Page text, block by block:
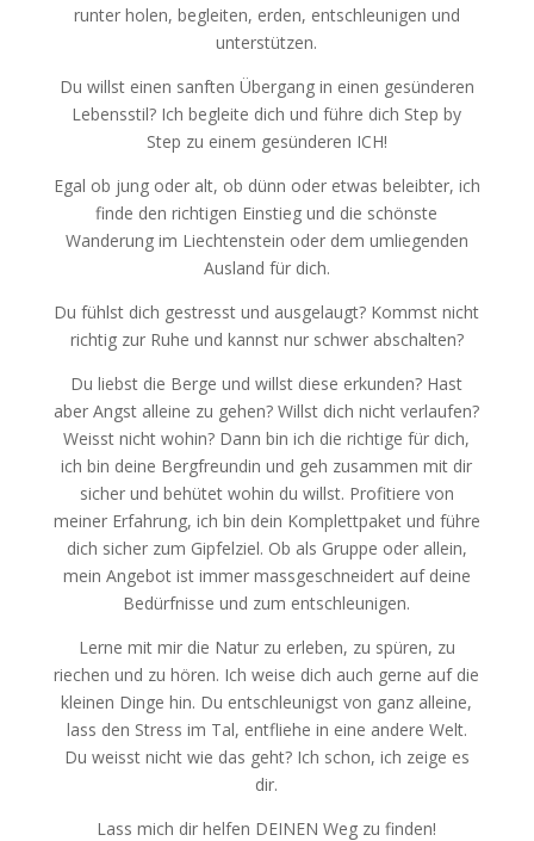
runter holen, begleiten, erden, entschleunigen und
unterstützen.
Du willst einen sanften Übergang in einen gesünderen
Lebensstil? Ich begleite dich und führe dich Step by
Step zu einem gesünderen ICH!
Egal ob jung oder alt, ob dünn oder etwas beleibter, ich
finde den richtigen Einstieg und die schönste
Wanderung im Liechtenstein oder dem umliegenden
Ausland für dich.
Du fühlst dich gestresst und ausgelaugt? Kommst nicht
richtig zur Ruhe und kannst nur schwer abschalten?
Du liebst die Berge und willst diese erkunden? Hast
aber Angst alleine zu gehen? Willst dich nicht verlaufen?
Weisst nicht wohin? Dann bin ich die richtige für dich,
ich bin deine Bergfreundin und geh zusammen mit dir
sicher und behütet wohin du willst. Profitiere von
meiner Erfahrung, ich bin dein Komplettpaket und führe
dich sicher zum Gipfelziel. Ob als Gruppe oder allein,
mein Angebotist immer massgeschneidert auf deine
Bedürfnisse und zum entschleunigen.
Lerne mit mir die Natur zu erleben, zu spüren, zu
riechen und zu hören. Ich weise dich auch gerne auf die
kleinen Dinge hin. Du entschleunigst von ganz alleine,
lass den Stress im Tal, entfliehe in eine andere Welt.
Du weisst nicht wie das geht? Ich schon, ich zeige es
dir.
Lass mich dir helfen DEINEN Weg zu finden!